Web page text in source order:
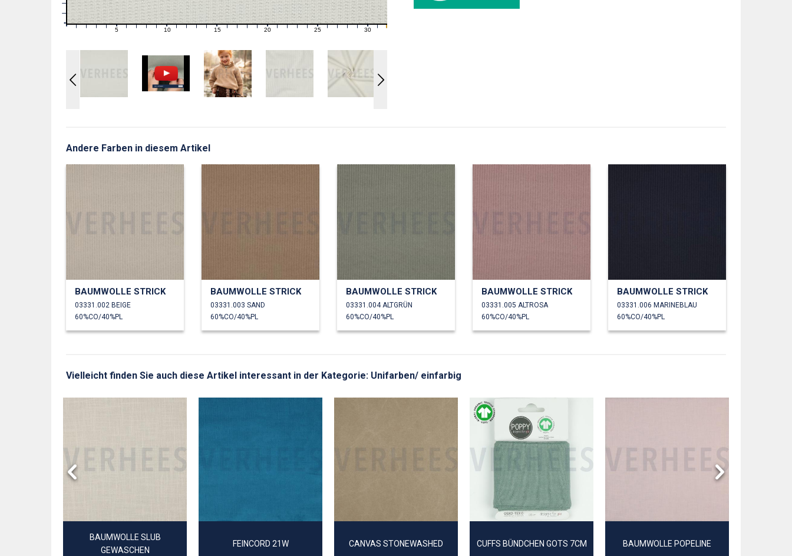
0 1 2 3 4 6 7 8 9 10 11 12 13 14 15 16 17 18 19 20 21 22 23 24 25 26 27 28 29 30 31
Andere Farben in diesem Artikel
BAUMWOLLE STRICK
03331.002 BEIGE
60%CO/40%PL
BAUMWOLLE STRICK
03331.003 SAND
60%CO/40%PL
BAUMWOLLE STRICK
03331.004 ALTGRÜN
60%CO/40%PL
BAUMWOLLE STRICK
03331.005 ALTROSA
60%CO/40%PL
BAUMWOLLE STRICK
03331.006 MARINEBLAU
60%CO/40%PL
Vielleicht finden Sie auch diese Artikel interessant in der Kategorie: Unifarben/ einfarbig
BAUMWOLLE SLUB
GEWASCHEN
FEINCORD 21W CANVAS STONEWASHED CUFFS BÜNDCHEN GOTS 7CM BAUMWOLLE POPELINE